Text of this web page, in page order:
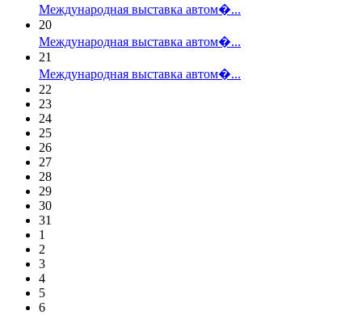
Международная выставка автом�...
20
Международная выставка автом�...
21
Международная выставка автом�...
22
23
24
25
26
27
28
29
30
31
1
2
3
4
5
6